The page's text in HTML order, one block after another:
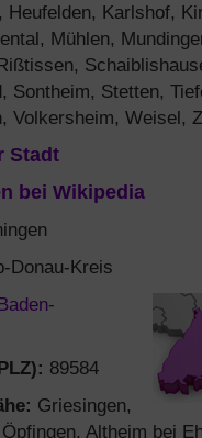
Heufelden, Karlshof,
Mühlen,
Sontheim, Stetten,
Volkersheim, Weisel,
Stadt
bei Wikipedia
Donau-Kreis
89584
Griesingen,
Altheim bei